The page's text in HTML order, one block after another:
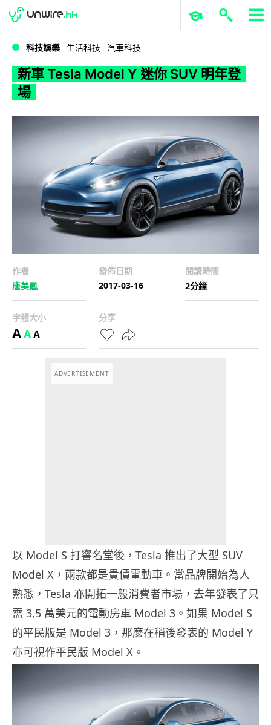
新車 Tesla Model Y 迷你 SUV 明年登場
WWDC 2026 ERP 與商業 AI
科技娛樂 生活科技 汽車科技
新車 Tesla Model Y 迷你 SUV 明年登
場
作者
唐美鳳
發佈日期
2017-03-16
閱讀時間
2分鐘
字體大小
AAA
分享
ADVERTISEMENT
以 Model S 打響名堂後，Tesla 推出了大型 SUV
Model X，兩款都是貴價電動車。當品牌開始為人
熟悉，Tesla 亦開拓一般消費者市場，去年發表了只
需 3,5 萬美元的電動房車 Model 3。如果 Model S
的平民版是 Model 3，那麼在稍後發表的 Model Y
亦可視作平民版 Model X。